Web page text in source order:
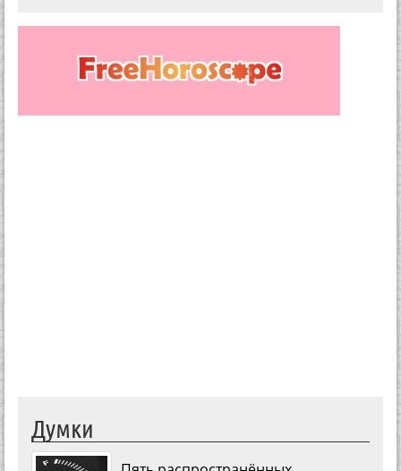
Думки